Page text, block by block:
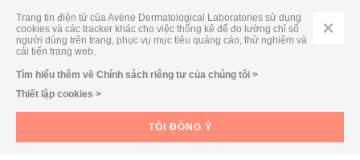
Trang tin điện tử của Avène Dermatological Laboratories sử dụng
cookies và các tracker khác cho việc thống kê để đo lường chỉ số
người dùng trên trang, phục vụ mục tiêu quảng cáo, thử nghiệm và
cải tiến trang web.
Tìm hiểu thêm về Chính sách riêng tư của chúng tôi >
Thiết lập cookies >
TÔI ĐỒNG Ý
Đăng nhập và nhận ngay các ưu đãi dành cho Thành viên của
Eau Thermale Avène